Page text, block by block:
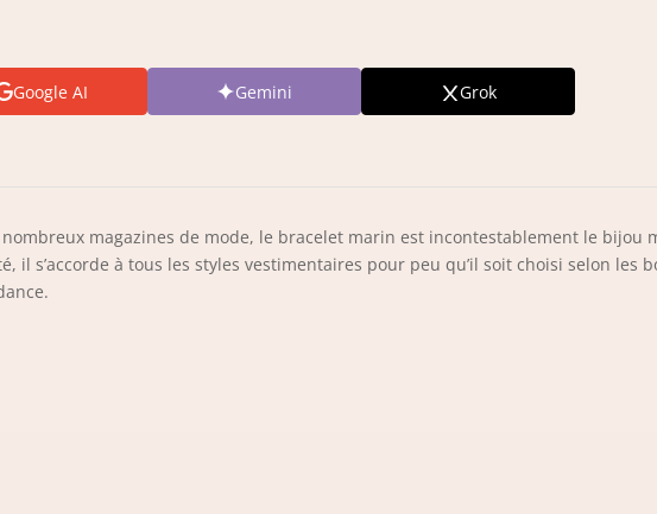
Google AI Gemini Grok
magazines de mode, le bracelet marin est incontestablement le bijou
s’accorde à tous les styles vestimentaires pour peu qu’il soit choisi selon les